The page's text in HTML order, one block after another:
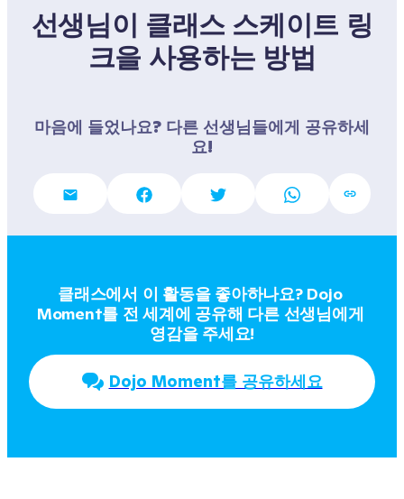
선생님이 클래스 스케이트 링
크을 사용하는 방법
마음에 들었나요? 다른 선생님들에게 공유하세
요!
클래스에서 이 활동을 좋아하나요? Dojo
Moment를 전 세계에 공유해 다른 선생님에게
영감을 주세요!
Dojo Moment를 공유하세요